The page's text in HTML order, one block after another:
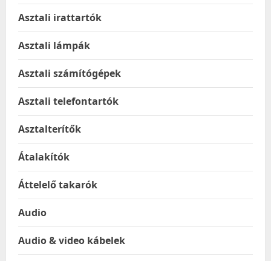
Asztali irattartók
Asztali lámpák
Asztali számítógépek
Asztali telefontartók
Asztalterítők
Átalakítók
Áttelelő takarók
Audio
Audio & video kábelek